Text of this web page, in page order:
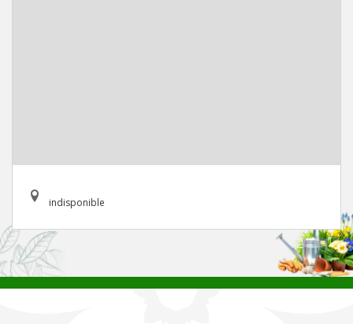
indisponible